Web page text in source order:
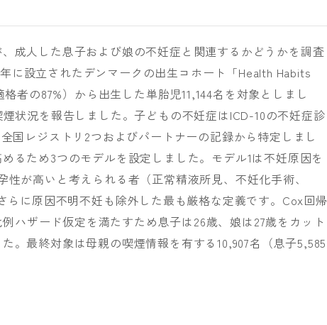
成人した息子および娘の不妊症と関連するかどうかを調査
に設立されたデンマークの出生コホート「Health Habits
者の87%）から出生した単胎児11,144名を対象としまし
状況を報告しました。子どもの不妊症はICD-10の不妊症診
国レジストリ2つおよびパートナーの記録から特定しまし
るため3つのモデルを設定しました。モデル1は不妊原因を
が高いと考えられる者（正常精液所見、不妊化手術、
らに原因不明不妊も除外した最も厳格な定義です。Cox回帰
ハザード仮定を満たすため息子は26歳、娘は27歳をカット
。最終対象は母親の喫煙情報を有する10,907名（息子5,585